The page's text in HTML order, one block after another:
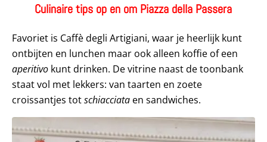
Culinaire tips op en om Piazza della Passera
Favoriet is Caffè degli Artigiani, waar je heerlijk kunt
ontbijten en lunchen maar ook alleen koffie of een
aperitivo kunt drinken. De vitrine naast de toonbank
staat vol met lekkers: van taarten en zoete
croissantjes totschiacciata en sandwiches.